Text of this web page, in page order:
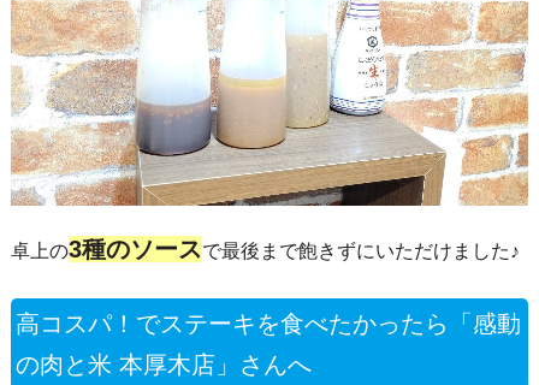
卓上の3種のソースで最後まで飽きずにいただけました♪
高コスパ！でステーキを食べたかったら「感動
の肉と米 本厚木店」さんへ